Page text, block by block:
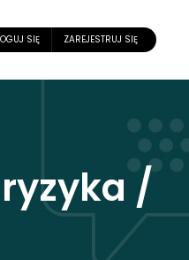
SIĘ ZAREJESTRUJ SIĘ
/